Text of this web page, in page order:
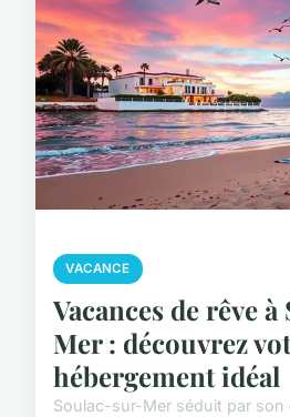
VACANCE
Vacances de rêve
Mer : découvrez
hébergement idéal
Soulac-sur-Mer séduit par